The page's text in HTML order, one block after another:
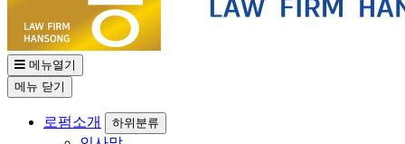
메뉴열기
메뉴 닫기
로펌소개 하위분류